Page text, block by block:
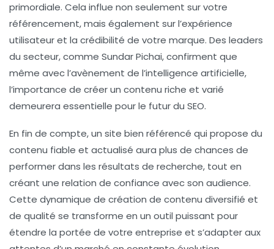
primordiale. Cela influe non seulement sur votre
référencement, mais également sur l’expérience
utilisateur et la crédibilité de votre marque. Des leaders
du secteur, comme Sundar Pichai, confirment que
même avec l’avènement de l’intelligence artificielle,
l’importance de créer un contenu riche et varié
demeurera essentielle pour le futur du SEO.
En fin de compte, un site bien référencé qui propose du
contenu fiable et actualisé aura plus de chances de
performer dans les résultats de recherche, tout en
créant une relation de confiance avec son audience.
Cette dynamique de création de contenu diversifié et
de qualité se transforme en un outil puissant pour
étendre la portée de votre entreprise et s’adapter aux